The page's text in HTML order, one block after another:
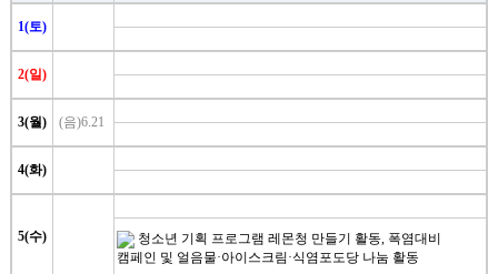
센터일정
영상자료
언론보도
뉴스레터
커뮤니티
1(토)
2(일)
3(월) (음)6.21
4(화)
5(수)
청소년 기획 프로그램 레몬청 만들기 활동, 폭염대비
캠페인 및 얼음물·아이스크림·식염포도당 나눔 활동